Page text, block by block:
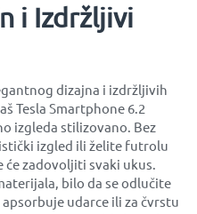
i Izdržljivi
dizajna i izdržljivih
Tesla Smartphone 6.2
izgleda stilizovano. Bez
izgled ili želite futrolu
zadovoljiti svaki ukus.
bilo da se odlučite
udarce ili za čvrstu